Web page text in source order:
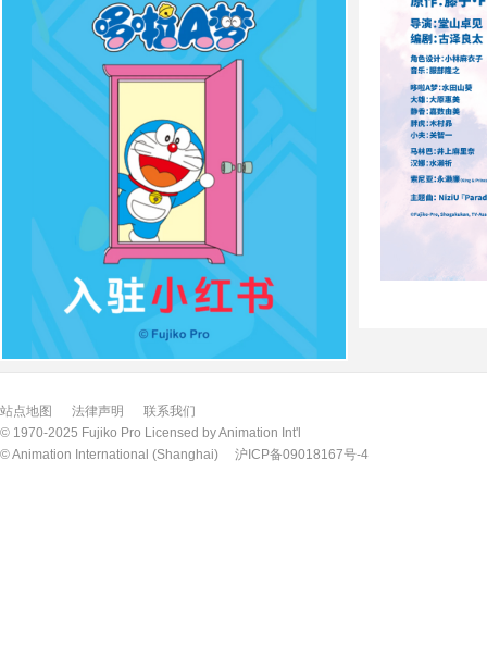
站点地图 法律声明
联系我们
© 1970-2025 Fujiko Pro Licensed by Animation Int'l
© Animation International (Shanghai)
沪ICP备09018167号-4